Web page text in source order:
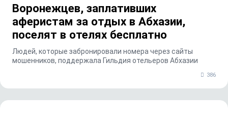
Воронежцев, заплативших
аферистам за отдых в Абхазии,
поселят в отелях бесплатно
Людей, которые забронировали номера через сайты
мошенников, поддержала Гильдия отельеров Абхазии
386